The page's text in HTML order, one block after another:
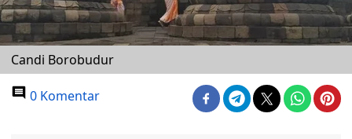
Candi Borobudur
0 Komentar